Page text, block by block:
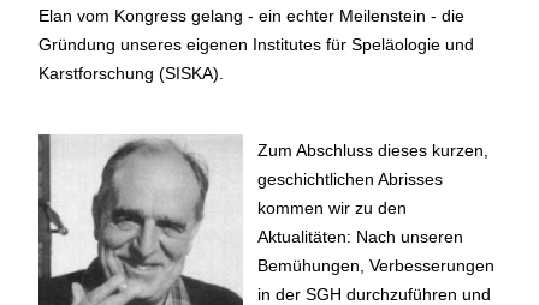
Elan vom Kongress gelang - ein echter Meilenstein - die
Gründung unseres eigenen Institutes für Speläologie und
Karstforschung (SISKA).
Zum Abschluss dieses kurzen,
geschichtlichen Abrisses
kommen wir zu den
Aktualitäten: Nach unseren
Bemühungen, Verbesserungen
in der SGH durchzuführen und